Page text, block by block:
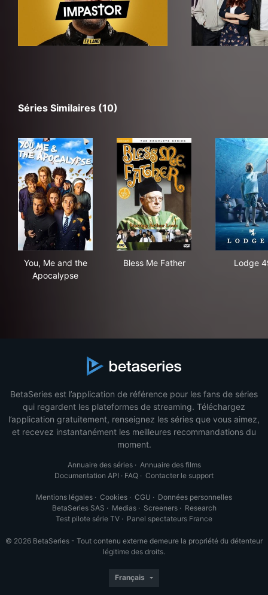
Séries Similaires (10)
You, Me and the
Apocalypse
Bless Me Father Lodge
BetaSeries est l’application de référence pour les fans de séries
qui regardent les plateformes de streaming. Téléchargez
l’application gratuitement, renseignez les séries que vous aimez,
et recevez instantanément les meilleures recommandations du
moment.
Annuaire des séries· Annuaire des films
Documentation API · FAQ · Contacter le support
Mentions légales · Cookies · CGU · Données personnelles
BetaSeries SAS · Medias· Screeners· Research
Test pilote série TV · Panel spectateurs France
© 2026 BetaSeries - Tout contenu externe demeure la propriété du détenteur
légitime des droits.
Français